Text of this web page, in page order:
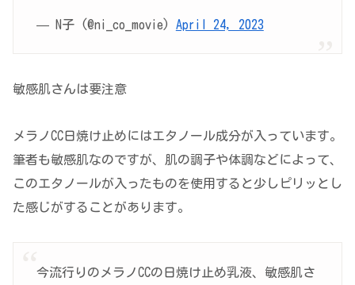
— N子 (@ni_co_movie) April 24, 2023
敏感肌さんは要注意
メラノCC日焼け止めにはエタノール成分が入っています。
筆者も敏感肌なのですが、肌の調子や体調などによって、
このエタノールが入ったものを使用すると少しピリッとし
た感じがすることがあります。
今流行りのメラノCCの日焼け止め乳液、敏感肌さ